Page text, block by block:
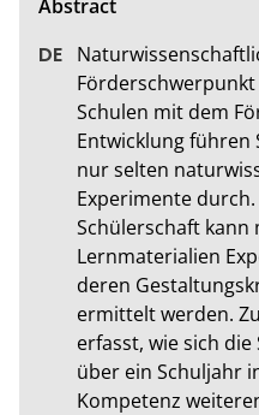
Förderschwerpunkt
Schulen mit dem
Entwicklung führen
nur selten
Experimente
Schülerschaft
Lernmaterialien
deren
ermittelt werden.
erfasst, wie sich
über ein Schuljahr
Kompetenz